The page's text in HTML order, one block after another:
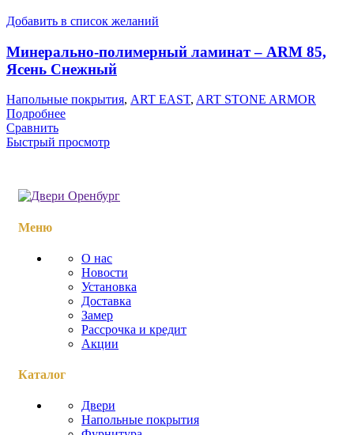
Добавить в список желаний
Минерально-полимерный ламинат – ARM 85,
Ясень Снежный
Напольные покрытия, ART EAST, ART STONE ARMOR
Подробнее
Сравнить
Быстрый просмотр
Меню
О нас
Новости
Установка
Доставка
Замер
Рассрочка и кредит
Акции
Каталог
Двери
Напольные покрытия